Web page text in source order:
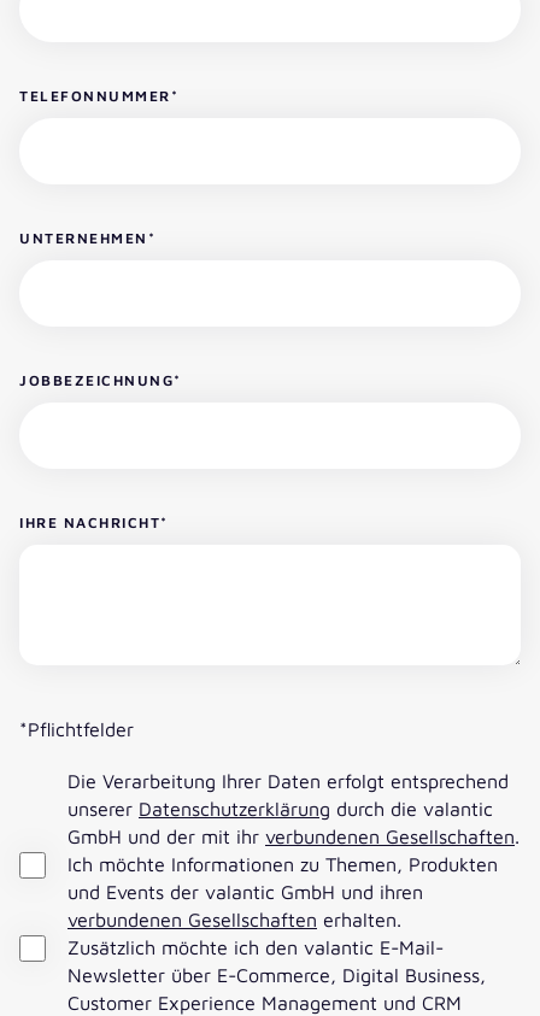
TELEFONNUMMER *
UNTERNEHMEN *
JOBBEZEICHNUNG*
IHRE NACHRICHT*
*Pflichtfelder
Die Verarbeitung Ihrer Daten erfolgt entsprechend
unserer Datenschutzerklärung durch die valantic
GmbH und der mit ihr verbundenen Gesellschaften.
Ich möchte Informationen zu Themen, Produkten
und Events der valantic GmbH und ihren
verbundenen Gesellschaften erhalten.
Zusätzlich möchte ich den valantic E-Mail-
Newsletter über E-Commerce, Digital Business,
Customer Experience Management und CRM